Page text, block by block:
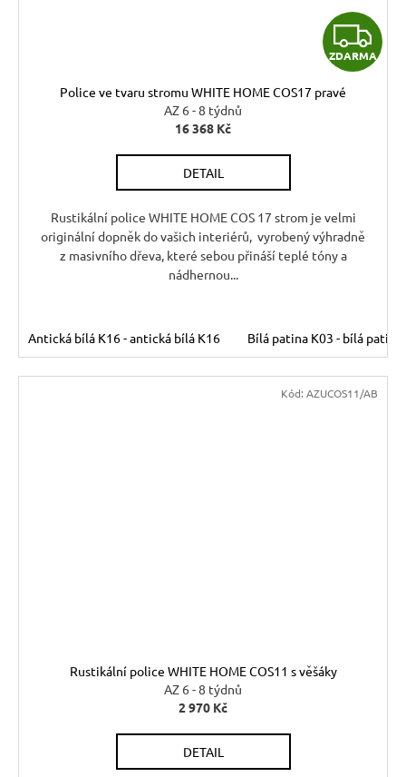
Z
D
ZDARMA
Police ve tvaru stromu WHITE HOME COS17 pravé
AZ 6 - 8 týdnů
16 368 Kč
DETAIL
Rustikální police WHITE HOME COS 17 strom je velmi
originální dopněk do vašich interiérů, vyrobený výhradně
z masivního dřeva, které sebou přináší teplé tóny a
nádhernou...
Antická bílá K16 - antická bílá K16 Bílá patina K03 - bílá patina
Rustikální police WHITE HOME COS11 s věšáky
AZ 6 - 8 týdnů
2 970 Kč
DETAIL
Kód: AZUCOS11/AB